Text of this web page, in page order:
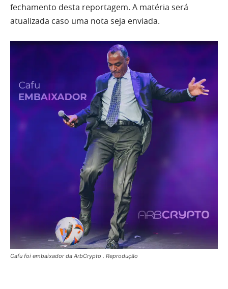
fechamento desta reportagem. A matéria será
atualizada caso uma nota seja enviada.
Cafu foi embaixador da ArbCrypto . Reprodução